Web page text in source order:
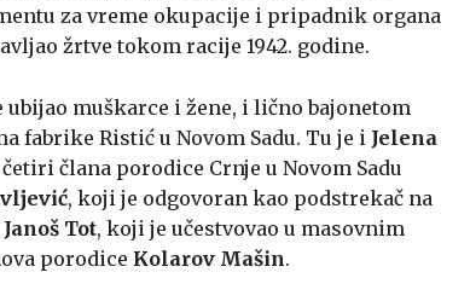
za vreme okupacije i pripadnik organa
žrtve tokom racije 1942. godine.
muškarce i žene, i lično bajonetom
fabrike Ristić u Novom Sadu. Tu je i Jelena
člana porodice Crnje u Novom Sadu
, koji je odgovoran kao podstrekač na
Janoš Tot, koji je učestvovao u masovnim
porodice Kolarov Mašin.